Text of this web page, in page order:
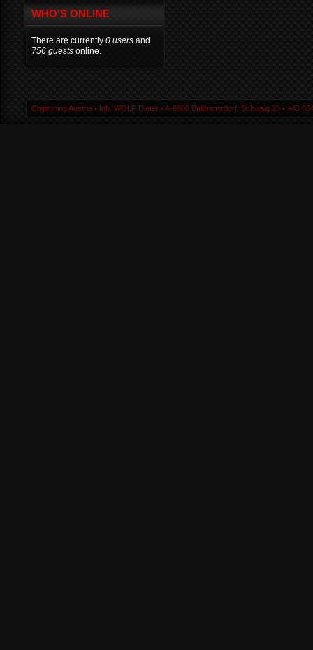
WHO'S ONLINE
There are currently 0 users and
756 guests online.
Chiptuning Austria ▪ Inh. WOLF Dieter ▪ A-9805 Baldramsdorf, Schwaig 25 ▪ +43